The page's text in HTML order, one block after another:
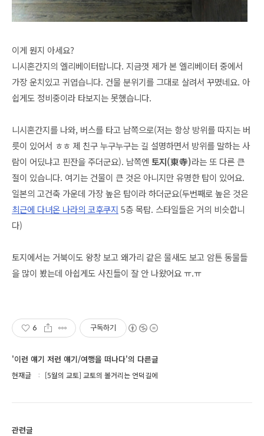
이게 뭔지 아세요?
니시혼간지의 엘리베이터랍니다. 지금껏 제가 본 엘리베이터 중에서
가장 운치있고 귀엽습니다. 건물 분위기를 그대로 살려서 꾸몄네요. 아
쉽게도 정비중이라 타보지는 못했습니다.
니시혼간지를 나와, 버스를 타고 남쪽으로(저는 항상 방위를 따지는 버
릇이 있어서 ㅎㅎ 제 친구 누구누구는 길 설명하면서 방위를 말하는 사
람이 어딨냐고 핀잔을 주더군요). 남쪽엔 토지(東寺)라는 또 다른 큰
절이 있습니다. 여기는 건물이 큰 것은 아니지만 유명한 탑이 있어요.
일본의 고건축 가운데 가장 높은 탑이라 하더군요(두번째로 높은 것은
최근에 다녀온 나라의 코후쿠지 5층 목탑. 스타일들은 거의 비슷합니
다)
토지에서는 거북이도 왕창 보고 왜가리 같은 물새도 보고 암튼 동물들
을 많이 봤는데 아쉽게도 사진들이 잘 안 나왔어요 ㅠ.ㅠ
6 구독하기
'이런 얘기 저런 얘기/여행을 떠나다'의 다른글
현재글 [5월의 교토] 교토의 볼거리는 언덕길에
관련글